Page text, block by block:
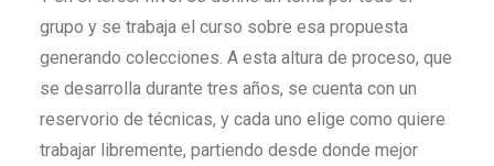
grupo y se trabaja el curso sobre esa propuesta
generando colecciones. A esta altura de proceso, que
se desarrolla durante tres años, se cuenta con un
reservorio de técnicas, y cada uno elige como quiere
trabajar libremente, partiendo desde donde mejor